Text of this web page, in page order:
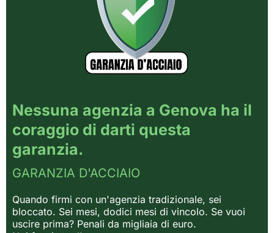
Nessuna agenzia a Genova ha il
coraggio di darti questa
garanzia.
GARANZIA D'ACCIAIO
Quando firmi con un'agenzia tradizionale, sei
bloccato. Sei mesi, dodici mesi di vincolo. Se vuoi
uscire prima? Penali da migliaia di euro.